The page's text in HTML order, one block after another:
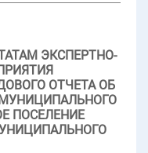
ЭКСПЕРТНО-
ОТЧЕТА ОБ
ПОСЕЛЕНИЕ